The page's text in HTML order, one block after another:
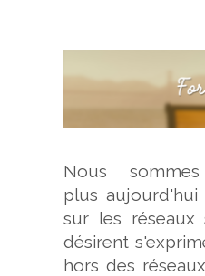
Nous
plus
sur les réseaux
désirent
hors des